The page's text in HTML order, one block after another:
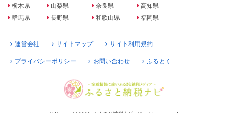
栃木県
群馬県
山梨県
長野県
奈良県
和歌山県
高知県
福岡県
運営会社 サイトマップ サイト利用規約
プライバシーポリシー お問い合わせ ふるとく